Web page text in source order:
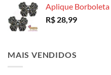
Aplique Borboleta
R$ 28,99
MAIS VENDIDOS